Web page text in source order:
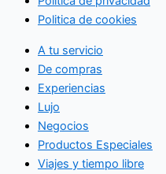
Politica de cookies
A tu servicio
De compras
Experiencias
Lujo
Negocios
Productos Especiales
Viajes y tiempo libre